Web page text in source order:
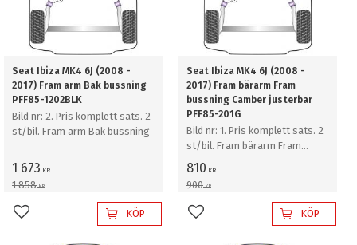
Seat Ibiza MK4 6J (2008 -
2017) Fram arm Bak bussning
PFF85-1202BLK
Bild nr: 2. Pris komplett sats. 2
st/bil. Fram arm Bak bussning
1 673 KR
1 858KR
Lägg till i favoriterKÖP
Seat Ibiza MK4 6J (2008 -
2017) Fram bärarm Fram
bussning Camber justerbar
PFF85-201G
Bild nr: 1. Pris komplett sats. 2
st/bil. Fram bärarm Fram
bussning Camber justerbar
810 KR
900KR
Lägg till i favoriterKÖP